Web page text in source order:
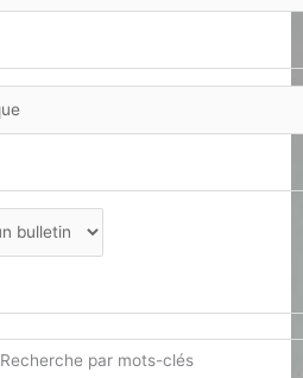
Recherche par mots-clés